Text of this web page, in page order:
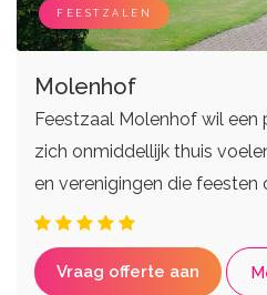
FEESTZALEN
Molenhof
Feestzaal Molenhof wil een
zich onmiddellijk thuis
en verenigingen die feesten
Vraag offerte aan